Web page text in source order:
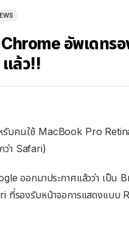
อัพเดทร
ล้ว!!
หรับคนใช้ MacBook Pro
ว่า Safari)
ออกมาประกาศแล้วว่า เป็น
ที่รองรับหน้าจอการแสดงแบบ